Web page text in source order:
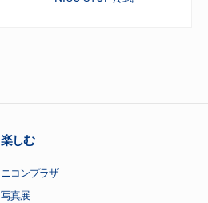
楽しむ
ニコンプラザ
写真展